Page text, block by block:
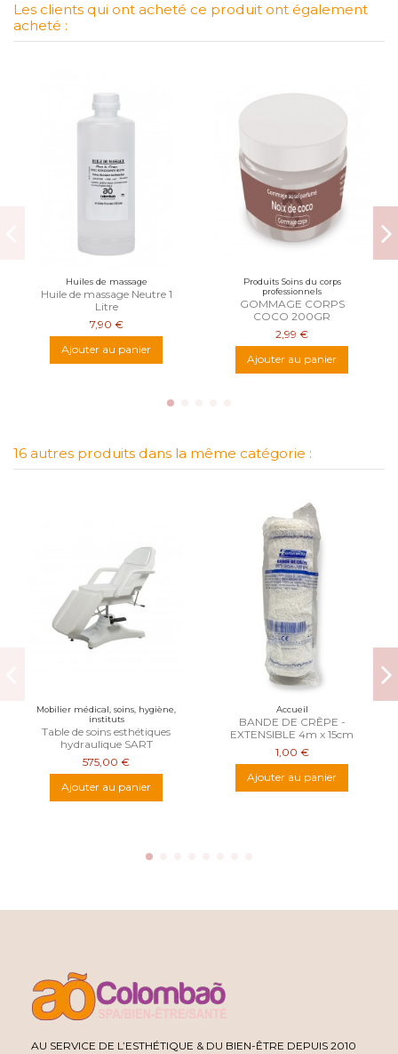
Les clients qui ont acheté ce produit ont également
acheté :
Huiles de massage
Huile de massage Neutre 1
Litre
7,90 €
Ajouter au panier
Produits Soins du corps
professionnels
GOMMAGE CORPS
COCO 200GR
2,99 €
Ajouter au panier
16 autres produits dans la même catégorie :
Mobilier médical, soins, hygiène,
instituts
Table de soins esthétiques
hydraulique SART
575,00 €
Ajouter au panier
Accueil
BANDE DE CRÊPE -
EXTENSIBLE 4m x 15cm
1,00 €
Ajouter au panier
AU SERVICE DE L’ESTHÉTIQUE & DU BIEN-ÊTRE DEPUIS 2010